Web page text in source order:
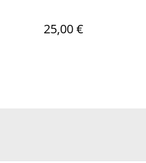
25,00 €